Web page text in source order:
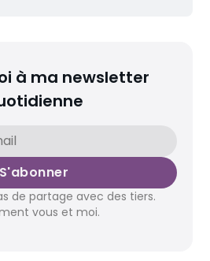
à ma newsletter
S'abonner
de partage avec des tiers.
vous et moi.